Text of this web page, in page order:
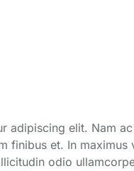
adipiscing elit. Nam
finibus et. In
odio